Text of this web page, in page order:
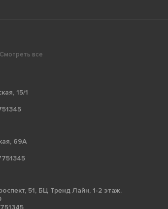
Смотреть все
15/1
69А
51, БЦ Тренд Лайн, 1-2 этаж.